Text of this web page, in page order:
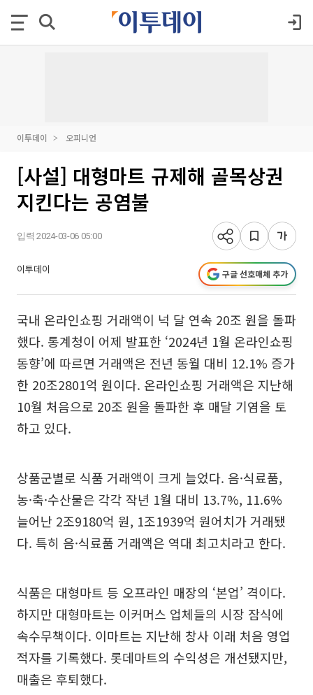
이투데이 오피니언
[사설] 대형마트 규제해 골목상권
지킨다는 공염불
입력 2024-03-06 05:00
이투데이 구글 선호매체 추가
국내 온라인쇼핑 거래액이 넉 달 연속 20조 원을 돌파
했다. 통계청이 어제 발표한 ‘2024년 1월 온라인쇼핑
동향’에 따르면 거래액은 전년 동월 대비 12.1% 증가
한 20조2801억 원이다. 온라인쇼핑 거래액은 지난해
10월 처음으로 20조 원을 돌파한 후 매달 기염을 토
하고 있다.
상품군별로 식품 거래액이 크게 늘었다. 음·식료품,
농·축·수산물은 각각 작년 1월 대비 13.7%, 11.6%
늘어난 2조9180억 원, 1조1939억 원어치가 거래됐
다. 특히 음·식료품 거래액은 역대 최고치라고 한다.
식품은 대형마트 등 오프라인 매장의 ‘본업’ 격이다.
하지만 대형마트는 이커머스 업체들의 시장 잠식에
속수무책이다. 이마트는 지난해 창사 이래 처음 영업
적자를 기록했다. 롯데마트의 수익성은 개선됐지만,
매출은 후퇴했다.